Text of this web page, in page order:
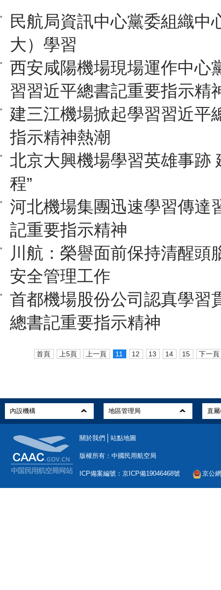
民航局資訊中心黨委組織中
大）學習
西安咸陽機場現場運作中心
習習近平總書記重要指示精
建三江機場掀起學習習近平
指示精神熱潮
北京大興機場學習英雄事跡
程”
河北機場集團迅速學習傳達
記重要指示精神
川航：榮譽面前保持清醒頭
安全管理工作
首都機場股份公司認真學習
總書記重要指示精神
首頁 上5頁 上一頁 11 12 13 14 15 下一頁
關於我們 站點地圖
版權所有：中國民用航空局
ICP備案編號：京ICP備19046468號 京公